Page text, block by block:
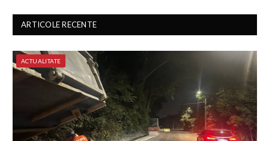
ARTICOLE RECENTE
ACTUALITATE